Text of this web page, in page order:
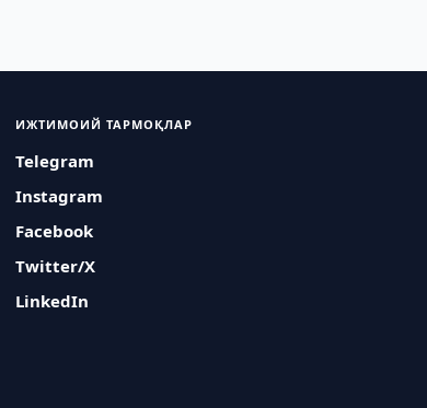
ИЖТИМОИЙ ТАРМОҚЛАР
Telegram
Instagram
Facebook
Twitter/X
LinkedIn